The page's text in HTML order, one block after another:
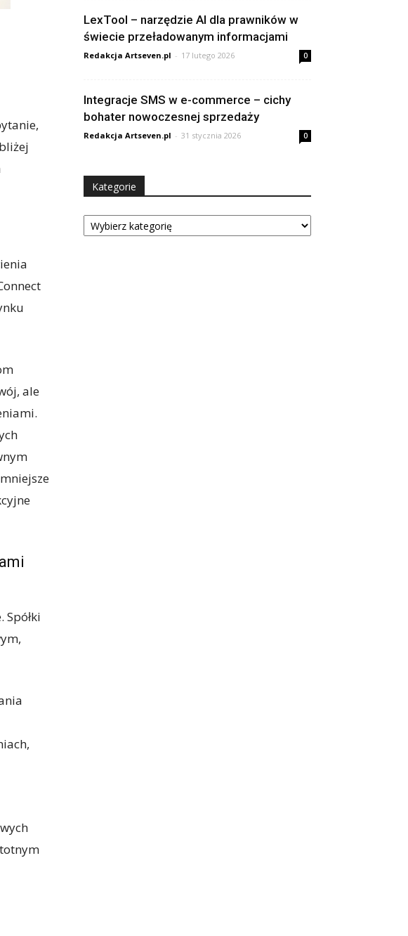
ale
LexTool – narzędzie AI dla prawników w
świecie przeładowanym informacjami
Redakcja Artseven.pl - 17 lutego 2026 0
Integracje SMS w e-commerce – cichy
bohater nowoczesnej sprzedaży
Redakcja Artseven.pl - 31 stycznia 2026 0
Kategorie
Kategorie